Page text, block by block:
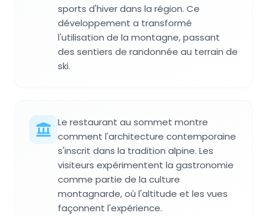
sports d'hiver dans la région. Ce
développement a transformé
l'utilisation de la montagne, passant
des sentiers de randonnée au terrain de
ski.
Le restaurant au sommet montre
comment l'architecture contemporaine
s'inscrit dans la tradition alpine. Les
visiteurs expérimentent la gastronomie
comme partie de la culture
montagnarde, où l'altitude et les vues
façonnent l'expérience.